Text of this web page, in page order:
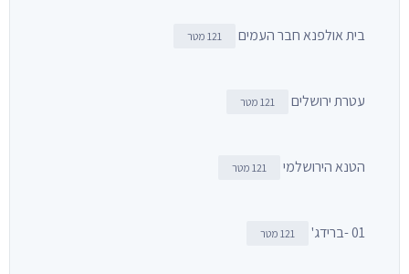
בית אולפנא חבר העמים 121 מטר
עטרת ירושלים 121 מטר
הטנא הירושלמי 121 מטר
01 -ברידג' 121 מטר